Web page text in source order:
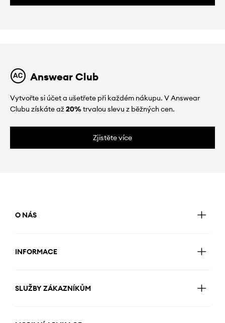
Answear Club
Vytvořte si účet a ušetřete při každém nákupu. V Answear
Clubu získáte až20%trvalou slevu z běžných cen.
Zjistěte více
O NÁS
INFORMACE
SLUŽBY ZÁKAZNÍKŮM